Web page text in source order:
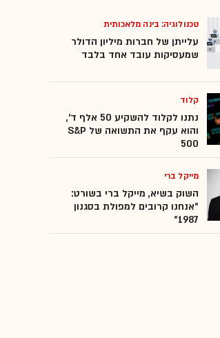
טכנולוגיה: בינה מלאכותית
עלייתן של חברות מיליון הדולר
שמעסיקות עובד אחד בלבד
קלוד
נתנו לקלוד להשקיע 50 אלף ד',
והוא עקף את התשואה של S&P
500
מייקל ברי
השוק בשיא, מייקל ברי בשורט:
"אנחנו קרובים למפולת בסגנון
1987"